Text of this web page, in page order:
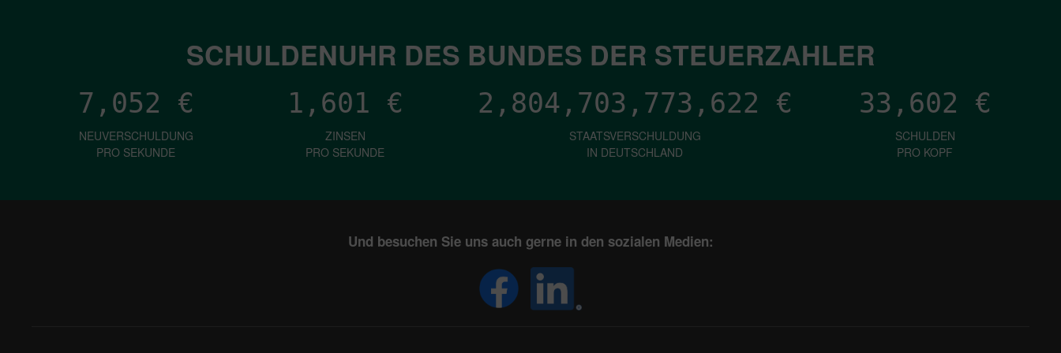
SCHULDENUHR DES BUNDES DER STEUERZAHLER
7,052 €
NEUVERSCHULDUNG
PRO SEKUNDE
1,601 €
ZINSEN
PRO SEKUNDE
2,804,703,780,392 €
STAATSVERSCHULDUNG
IN DEUTSCHLAND
33,602 €
SCHULDEN
PRO KOPF
Und besuchen Sie uns auch gerne in den sozialen Medien: